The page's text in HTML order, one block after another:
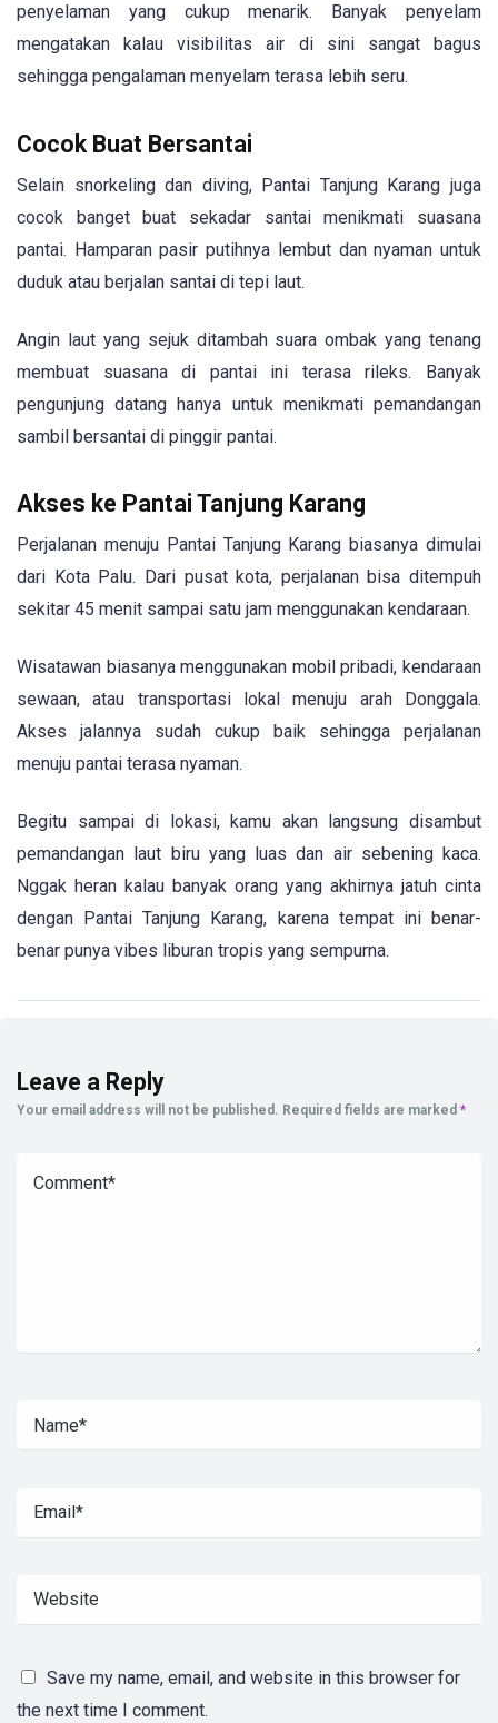
penyelaman yang cukup menarik. Banyak penyelam
mengatakan kalau visibilitas air di sini sangat bagus
sehingga pengalaman menyelam terasa lebih seru.
Cocok Buat Bersantai
Selain snorkeling dan diving, Pantai Tanjung Karang juga
cocok banget buat sekadar santai menikmati suasana
pantai. Hamparan pasir putihnya lembut dan nyaman untuk
duduk atau berjalan santai di tepi laut.
Angin laut yang sejuk ditambah suara ombak yang tenang
membuat suasana di pantai ini terasa rileks. Banyak
pengunjung datang hanya untuk menikmati pemandangan
sambil bersantai di pinggir pantai.
Akses ke Pantai Tanjung Karang
Perjalanan menuju Pantai Tanjung Karang biasanya dimulai
dari Kota Palu. Dari pusat kota, perjalanan bisa ditempuh
sekitar 45 menit sampai satu jam menggunakan kendaraan.
Wisatawan biasanya menggunakan mobil pribadi, kendaraan
sewaan, atau transportasi lokal menuju arah Donggala.
Akses jalannya sudah cukup baik sehingga perjalanan
menuju pantai terasa nyaman.
Begitu sampai di lokasi, kamu akan langsung disambut
pemandangan laut biru yang luas dan air sebening kaca.
Nggak heran kalau banyak orang yang akhirnya jatuh cinta
dengan Pantai Tanjung Karang, karena tempat ini benar-
benar punya vibes liburan tropis yang sempurna.
Leave a Reply
Your email address will not be published. Required fields are marked *
Save my name, email, and website in this browser for
the next time I comment.